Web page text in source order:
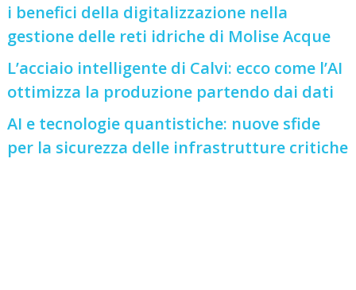
i benefici della digitalizzazione nella
gestione delle reti idriche di Molise Acque
L’acciaio intelligente di Calvi: ecco come l’AI
ottimizza la produzione partendo dai dati
AI e tecnologie quantistiche: nuove sfide
per la sicurezza delle infrastrutture critiche